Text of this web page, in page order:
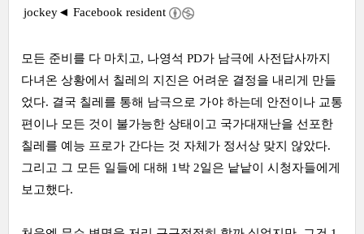
jockey◄ Facebook resident
모든 준비를 다 마치고, 나영석 PD가 남극에 사전답사까지
다녀온 상황에서 칠레의 지진은 어려운 결정을 내리게 만들
었다. 결국 칠레를 통해 남극으로 가야 하는데 안전이나 교통
편이나 모든 것이 불가능한 상태이고 국가대재난을 선포한
칠레를 예능 프로가 간다는 것 자체가 정서상 맞지 않았다.
그리고 그 모든 일들에 대해 1박 2일은 낱낱이 시청자들에게
보고했다.